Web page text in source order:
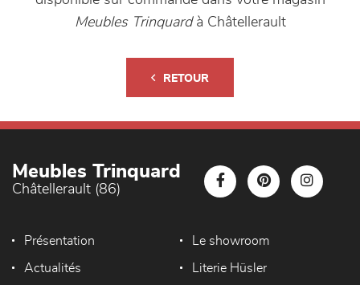
Meubles Trinquard à Châtellerault
RETOUR
Meubles Trinquard
Châtellerault (86)
Présentation Le showroom
Actualités Literie Hüsler